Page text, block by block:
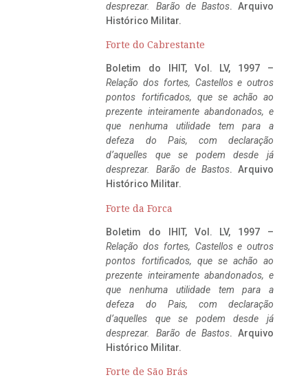
desprezar. Barão de Bastos. Arquivo
Histórico Militar.
Forte do Cabrestante
Boletim do IHIT, Vol. LV, 1997 –
Relação dos fortes, Castellos e outros
pontos fortificados, que se achão ao
prezente inteiramente abandonados, e
que nenhuma utilidade tem para a
defeza do Pais, com declaração
d’aquelles que se podem desde já
desprezar. Barão de Bastos. Arquivo
Histórico Militar.
Forte da Forca
Boletim do IHIT, Vol. LV, 1997 –
Relação dos fortes, Castellos e outros
pontos fortificados, que se achão ao
prezente inteiramente abandonados, e
que nenhuma utilidade tem para a
defeza do Pais, com declaração
d’aquelles que se podem desde já
desprezar. Barão de Bastos. Arquivo
Histórico Militar.
Forte de São Brás